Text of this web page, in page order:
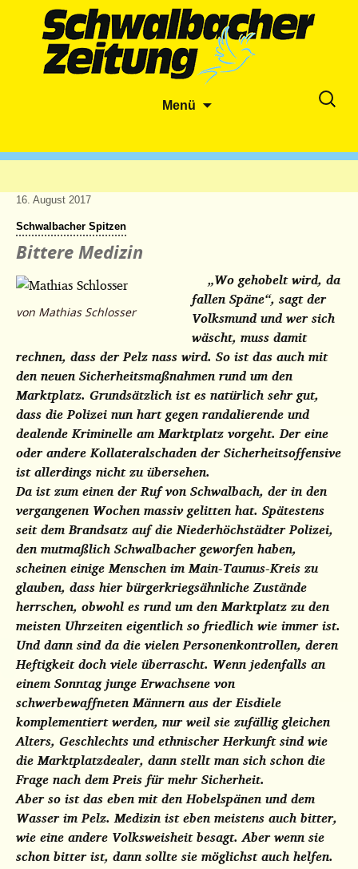
Menü
Suche
16. August 2017
Schwalbacher Spitzen
Bittere Medizin
von Mathias Schlosser
„Wo gehobelt wird, da
fallen Späne“, sagt der
Volksmund und wer sich
wäscht, muss damit
rechnen, dass der Pelz nass wird. So ist das auch mit
den neuen Sicherheitsmaßnahmen rund um den
Marktplatz. Grundsätzlich ist es natürlich sehr gut,
dass die Polizei nun hart gegen randalierende und
dealende Kriminelle am Marktplatz vorgeht. Der eine
oder andere Kollateralschaden der Sicherheitsoffensive
ist allerdings nichtzu übersehen.
Da ist zum einen der Ruf von Schwalbach, der in den
vergangenen Wochen massiv gelitten hat. Spätestens
seit dem Brandsatz auf die Niederhöchstädter Polizei,
den mutmaßlich Schwalbacher geworfen haben,
scheinen einige Menschen im Main-Taunus-Kreis zu
glauben, dass hier bürgerkriegsähnliche Zustände
herrschen, obwohl es rund um den Marktplatz zu den
meisten Uhrzeiten eigentlich so friedlich wie immer ist.
Und dann sind da die vielen Personenkontrollen, deren
Heftigkeit doch viele überrascht. Wenn jedenfalls an
einem Sonntag junge Erwachsene von
schwerbewaffneten Männern aus der Eisdiele
komplementiert werden, nur weil sie zufällig gleichen
Alters, Geschlechts und ethnischer Herkunft sind wie
die Marktplatzdealer, dann stellt man sich schon die
Frage nach dem Preis für mehr Sicherheit.
Aber so ist das eben mit den Hobelspänen und dem
Wasser im Pelz. Medizin ist eben meistens auch bitter,
wie eine andere Volksweisheit besagt. Aber wenn sie
schon bitter ist, dann sollte sie möglichst auch helfen.